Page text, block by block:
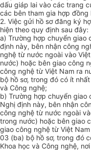
dấu giáp lai vào các trang
các bên tham gia hợp đồng
2. Việc gửi hồ sơ đăng ký
hiện theo quy định sau đây:
a) Trường hợp chuyển giao
định này, bên nhận công
nghệ từ nước ngoài vào
nước) hoặc bên giao công
công nghệ từ Việt Nam ra
bộ hồ sơ, trong đó có ít
và Công nghệ;
b) Trường hợp chuyển giao
Nghị định này, bên nhận
công nghệ từ nước ngoài
trong nước) hoặc bên giao
giao công nghệ từ Việt
03 (ba) bộ hồ sơ, trong đó
Khoa học và Công nghệ,